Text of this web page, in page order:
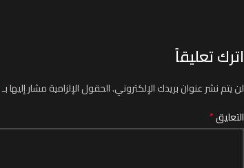
اترك تعليقاً
لن يتم نشر عنوان بريدك الإلكتروني.الحقول الإلزامية مشار إليها بـ
التعليق*